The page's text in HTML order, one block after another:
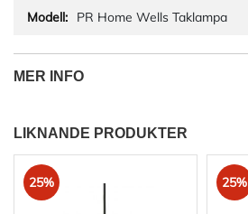
PR Home Wells Taklampa
MER INFO
LIKNANDE PRODUKTER
25% 25%